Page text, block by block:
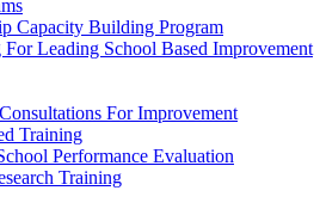
Capacity Building Program
For Leading School Based Improvement
For Improvement
Training
Performance Evaluation
Training